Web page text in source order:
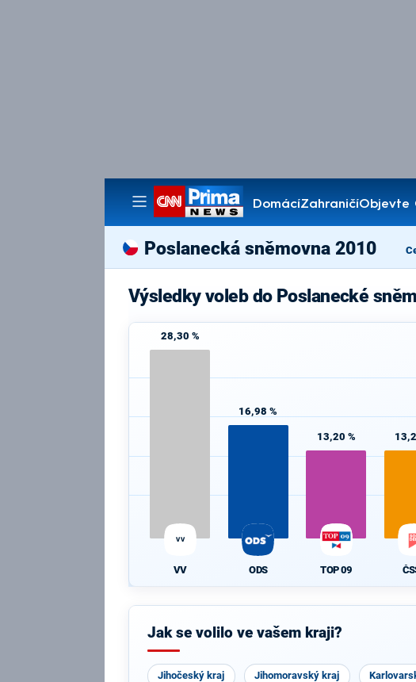
DomácíZahraničíObjevte
Pořady
Poslanecká sněmovna 2010
Výsledky voleb do Poslanecké
28,30 %
VV
VV
16,98 %
ODS
13,20 %
TOP 09
Jak se volilo ve vašem kraji?
Jihočeský kraj Jihomoravský kraj